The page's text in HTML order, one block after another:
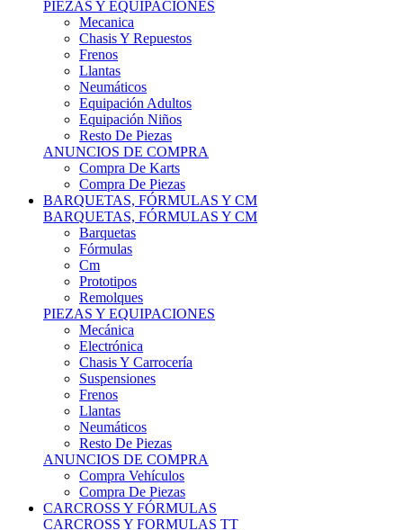
Chasis Y Repuestos
Frenos
Llantas
Neumáticos
Equipación Adultos
Equipación Niños
Resto De Piezas
ANUNCIOS DE COMPRA
Compra De Karts
Compra De Piezas
BARQUETAS, FÓRMULAS Y CM
BARQUETAS, FÓRMULAS Y CM
Barquetas
Fórmulas
Cm
Prototipos
Remolques
PIEZAS Y EQUIPACIONES
Mecánica
Electrónica
Chasis Y Carrocería
Suspensiones
Frenos
Llantas
Neumáticos
Resto De Piezas
ANUNCIOS DE COMPRA
Compra Vehículos
Compra De Piezas
CARCROSS Y FÓRMULAS
CARCROSS Y FORMULAS TT
Carcross